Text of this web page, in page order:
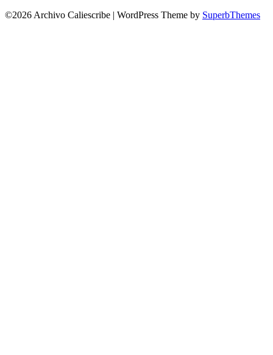
©2026 Archivo Caliescribe | WordPress Theme by SuperbThemes